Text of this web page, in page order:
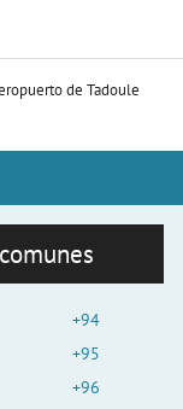
de Tadoule
+94
+95
+96